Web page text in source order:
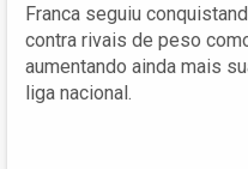
Franca seguiu
contra rivais de peso
aumentando ainda mais
liga nacional.